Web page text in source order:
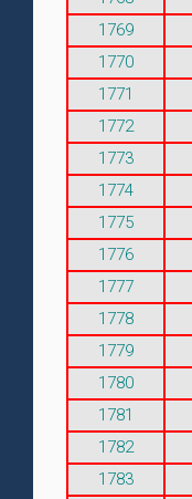
1769
1770
1771
1772
1773
1774
1775
1776
1777
1778
1779
1780
1781
1782
1783